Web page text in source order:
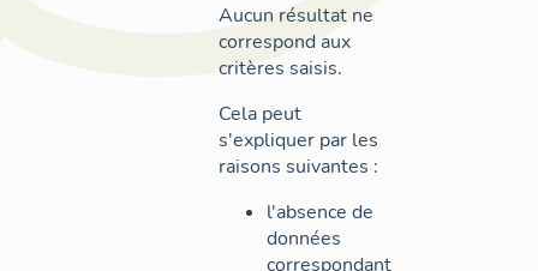
Aucun résultat ne
correspond aux
critères saisis.
Cela peut
s'expliquer par les
raisons suivantes :
l'absence de
données
correspondant